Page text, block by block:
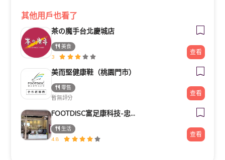
其他用戶也看了
茶の魔手台北慶城店
美食
3
查看
美而堅健康鞋（桃園門市）
零售
暫無評分
查看
FOOTDISC富足康科技-忠孝直營門市
生活
4.8
查看